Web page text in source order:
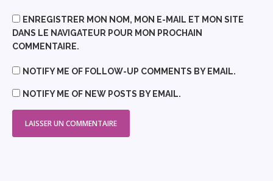
ENREGISTRER MON NOM, MON E-MAIL ET MON SITE
DANS LE NAVIGATEUR POUR MON PROCHAIN
COMMENTAIRE.
NOTIFY ME OF FOLLOW-UP COMMENTS BY EMAIL.
NOTIFY ME OF NEW POSTS BY EMAIL.